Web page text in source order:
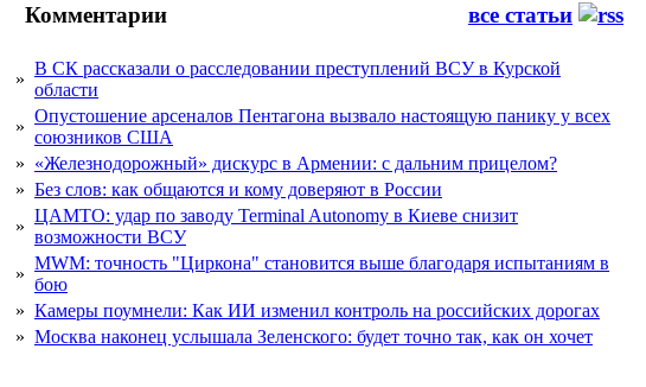
Комментарии все статьи
»
В СК рассказали о расследовании преступлений ВСУ в Курской
области
»
Опустошение арсеналов Пентагона вызвало настоящую панику у всех
союзников США
» «Железнодорожный» дискурс в Армении: с дальним прицелом?
» Без слов: как общаются и кому доверяют в России
»
ЦАМТО: удар по заводу Terminal Autonomy в Киеве снизит
возможности ВСУ
»
MWM: точность "Циркона" становится выше благодаря испытаниям в
бою
» Камеры поумнели: Как ИИ изменил контроль на российских дорогах
» Москва наконец услышала Зеленского: будет точно так, как он хочет